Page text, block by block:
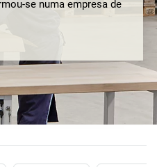
se numa empresa de
faia e chapa de aço. A
trabalho duradouras, de
ambientais são
que as placas de
uma maior estabilidade
estes produtos da